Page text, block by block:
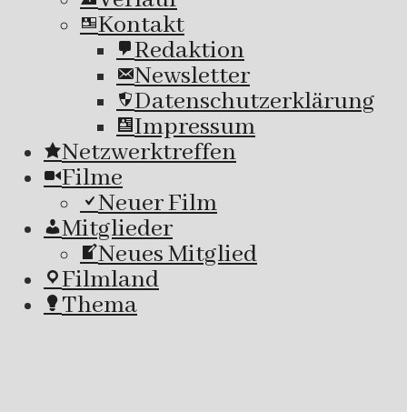
Kontakt
Redaktion
Newsletter
Datenschutzerklärung
Impressum
Netzwerktreffen
Filme
Neuer Film
Mitglieder
Neues Mitglied
Filmland
Thema